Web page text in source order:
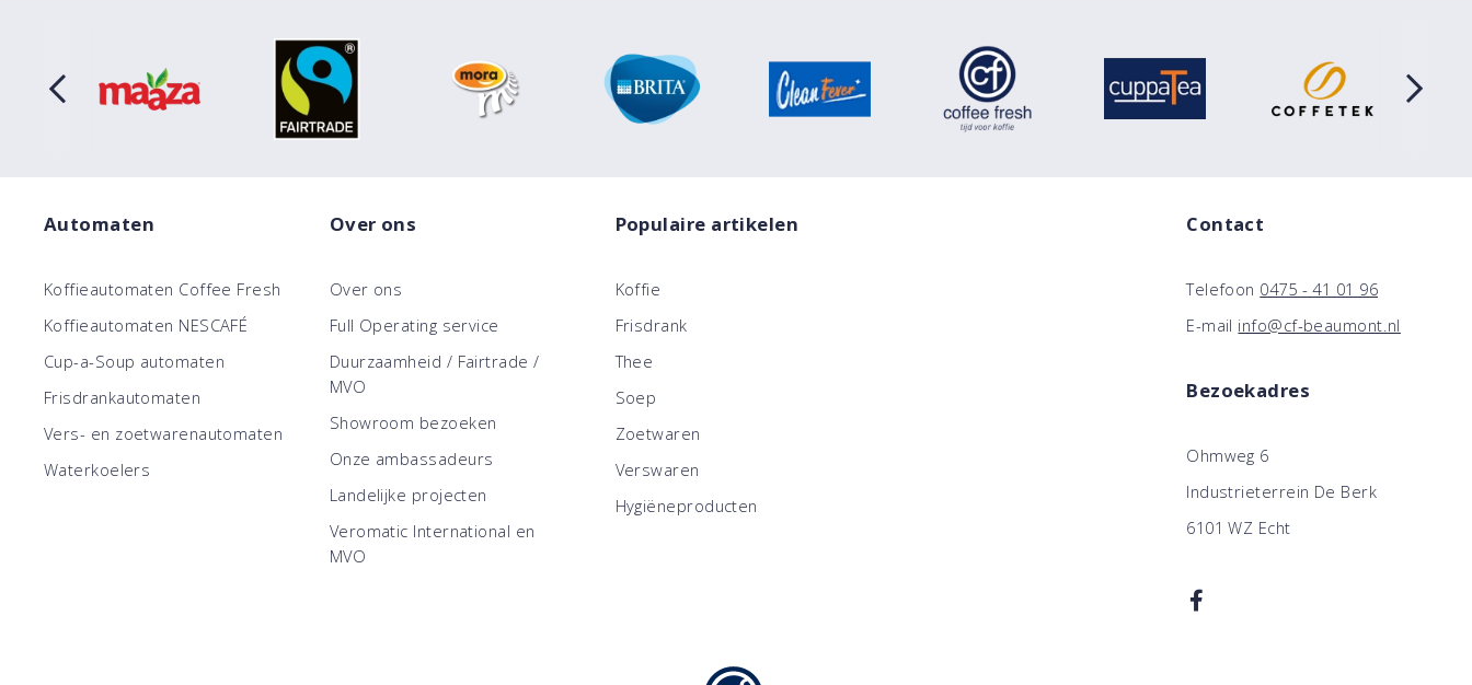
Automaten
Koffieautomaten Coffee Fresh
Koffieautomaten NESCAFÉ
Cup-a-Soup automaten
Frisdrankautomaten
Vers- en zoetwarenautomaten
Waterkoelers
Over ons
Over ons
Full Operating service
Duurzaamheid / Fairtrade /
MVO
Showroom bezoeken
Onze ambassadeurs
Landelijke projecten
Veromatic International en
MVO
Populaire artikelen
Koffie
Frisdrank
Thee
Soep
Zoetwaren
Verswaren
Hygiëneproducten
Contact
Telefoon 0475 - 41 01 96
E-mail info@cf-beaumont.nl
Bezoekadres
Ohmweg 6
Industrieterrein De Berk
6101 WZ Echt